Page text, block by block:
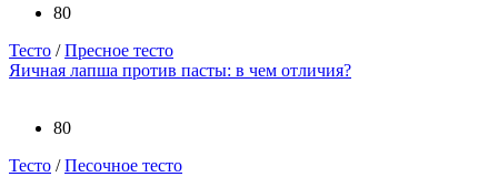
80
Тесто /Пресное тесто
Яичная лапша против пасты: в чем отличия?
80
Тесто /Песочное тесто